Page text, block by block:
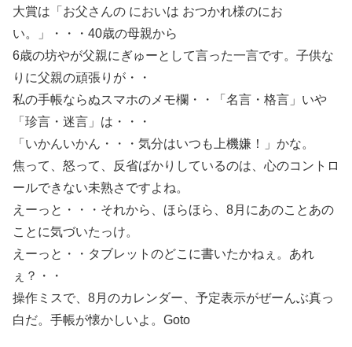
大賞は「お父さんの においは おつかれ様のにお
い。」・・・40歳の母親から
6歳の坊やが父親にぎゅーとして言った一言です。子供な
りに父親の頑張りが・・
私の手帳ならぬスマホのメモ欄・・「名言・格言」いや
「珍言・迷言」は・・・
「いかんいかん・・・気分はいつも上機嫌！」かな。
焦って、怒って、反省ばかりしているのは、心のコントロ
ールできない未熟さですよね。
えーっと・・・それから、ほらほら、8月にあのことあの
ことに気づいたっけ。
えーっと・・タブレットのどこに書いたかねぇ。あれ
ぇ？・・
操作ミスで、8月のカレンダー、予定表示がぜーんぶ真っ
白だ。手帳が懐かしいよ。Goto